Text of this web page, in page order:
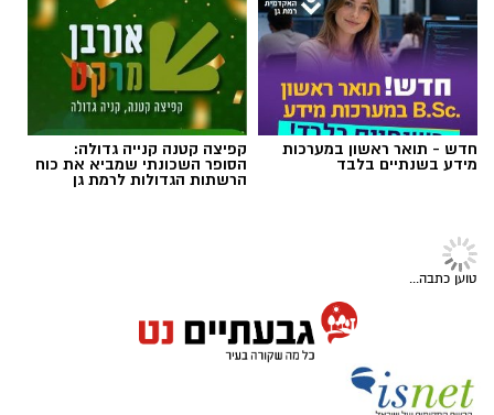
המשמעות: גבעתיים מסיימת את העונה הסדירה
במקום ה-6 ותפגוש במסגרת שלב רבע גמר
פלייאוף העלייה לליגה הלאומית את הפועל נוף
הגליל לשני משחקים.
חדש - תואר ראשון במערכות
מידע בשנתיים בלבד
קפיצה קטנה קנייה גדולה:
הסופר השכונתי שמביא את כוח
הרשתות הגדולות לרמת גן
קבוצת התקשורת ומקומוני הרשת: